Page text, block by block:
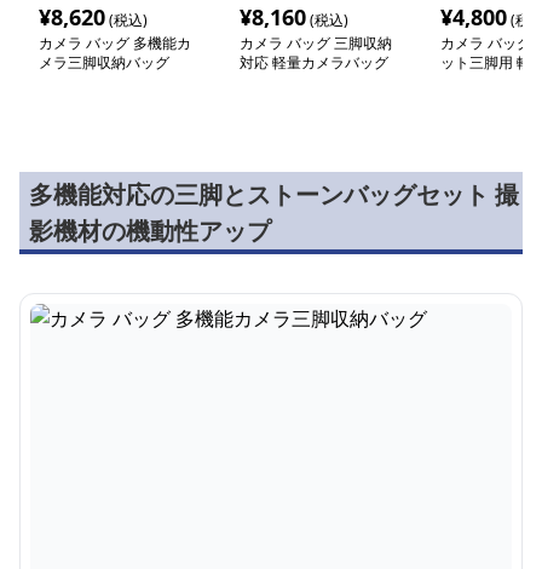
¥8,620(税込)
カメラ バッグ 多機能カ
メラ三脚収納バッグ
¥8,160(税込)
カメラ バッグ 三脚収納
対応 軽量カメラバッグ
¥4,800(税
カメラ バッグ
ット三脚用 軽
多機能対応の三脚とストーンバッグセット 撮
影機材の機動性アップ